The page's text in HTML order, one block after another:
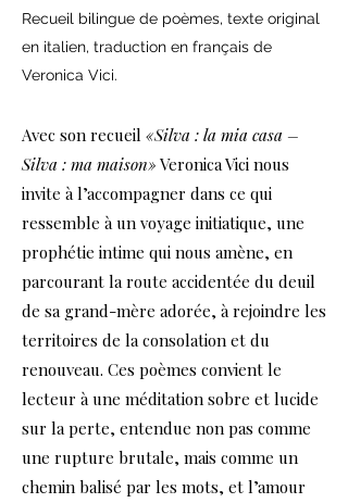
Recueil bilingue de poèmes, texte original
en italien, traduction en français de
Veronica Vici.
Avec son recueil «Silva : la mia casa –
Silva : ma maison» Veronica Vici nous
invite à l’accompagner dans ce qui
ressemble à un voyage initiatique, une
prophétie intime qui nous amène, en
parcourant la route accidentée du deuil
de sa grand-mère adorée, à rejoindre les
territoires de la consolation et du
renouveau. Ces poèmes convient le
lecteur à une méditation sobre et lucide
sur la perte, entendue non pas comme
une rupture brutale, mais comme un
chemin balisé par les mots, et l’amour